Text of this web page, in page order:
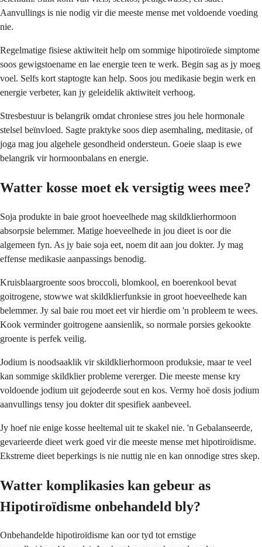
Aanvullings is nie nodig vir die meeste mense met voldoende voeding
nie.
Regelmatige fisiese aktiwiteit help om sommige hipotiroïede simptome
soos gewigstoename en lae energie teen te werk. Begin sag as jy moeg
voel. Selfs kort staptogte kan help. Soos jou medikasie begin werk en
energie verbeter, kan jy geleidelik aktiwiteit verhoog.
Stresbestuur is belangrik omdat chroniese stres jou hele hormonale
stelsel beïnvloed. Sagte praktyke soos diep asemhaling, meditasie, of
joga mag jou algehele gesondheid ondersteun. Goeie slaap is ewe
belangrik vir hormoonbalans en energie.
Watter kosse moet ek versigtig wees mee?
Soja produkte in baie groot hoeveelhede mag skildklierhormoon
absorpsie belemmer. Matige hoeveelhede in jou dieet is oor die
algemeen fyn. As jy baie soja eet, noem dit aan jou dokter. Jy mag
effense medikasie aanpassings benodig.
Kruisblaargroente soos broccoli, blomkool, en boerenkool bevat
goitrogene, stowwe wat skildklierfunksie in groot hoeveelhede kan
belemmer. Jy sal baie rou moet eet vir hierdie om 'n probleem te wees.
Kook verminder goitrogene aansienlik, so normale porsies gekookte
groente is perfek veilig.
Jodium is noodsaaklik vir skildklierhormoon produksie, maar te veel
kan sommige skildklier probleme vererger. Die meeste mense kry
voldoende jodium uit gejodeerde sout en kos. Vermy hoë dosis jodium
aanvullings tensy jou dokter dit spesifiek aanbeveel.
Jy hoef nie enige kosse heeltemal uit te skakel nie. 'n Gebalanseerde,
gevarieerde dieet werk goed vir die meeste mense met hipotiroïdisme.
Ekstreme dieet beperkings is nie nuttig nie en kan onnodige stres skep.
Watter komplikasies kan gebeur as
Hipotiroïdisme onbehandeld bly?
Onbehandelde hipotiroïdisme kan oor tyd tot ernstige